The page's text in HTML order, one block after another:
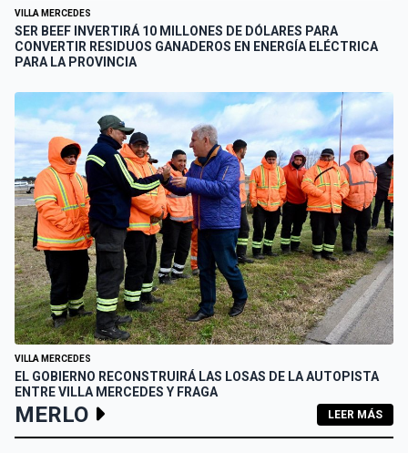
VILLA MERCEDES
SER BEEF INVERTIRÁ 10 MILLONES DE DÓLARES PARA
CONVERTIR RESIDUOS GANADEROS EN ENERGÍA ELÉCTRICA
PARA LA PROVINCIA
VILLA MERCEDES
EL GOBIERNO RECONSTRUIRÁ LAS LOSAS DE LA AUTOPISTA
ENTRE VILLA MERCEDES Y FRAGA
MERLO LEER MÁS